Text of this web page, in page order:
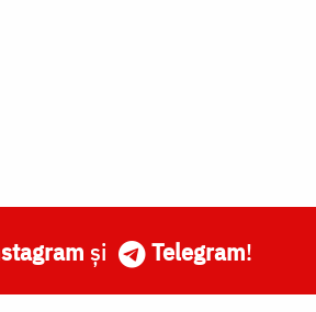
și Telegram!